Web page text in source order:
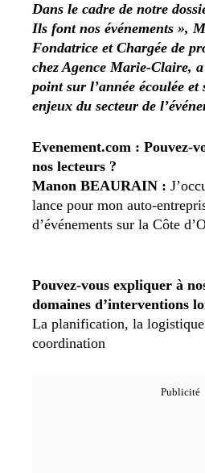
Dans le cadre de notre
Ils font nos événements »,
Fondatrice et Chargée de
chez Agence Marie-Claire,
point sur l’année écoulée et
enjeux du secteur de
Evenement.com : Pouvez-
nos lecteurs ?
Manon BEAURAIN :
lance pour mon auto-
d’événements sur la Côte
Pouvez-vous expliquer à
domaines d’interventions
La planification, la
coordination